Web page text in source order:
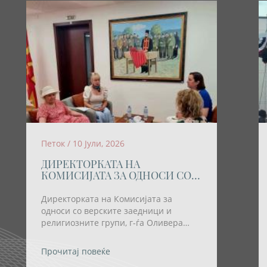
Петок / 10 Јули, 2026
ДИРЕКТОРКАТА НА
КОМИСИЈАТА ЗА ОДНОСИ СО
РЕЛИГИОЗНИТЕ ГРУПИ
ОСТВАРИ РАБОТНА СРЕДБА СО
ПРЕТСТАВНИЧКИ НА
ХРВАТСКАТА ЗАЕДНИЦА
Директорката на Комисијата за
односи со верските заедници и
религиозните групи, г-ѓа Оливера
средба со претставнички на
Хрватската заедница во нашата земја,
Прочитај повеќе